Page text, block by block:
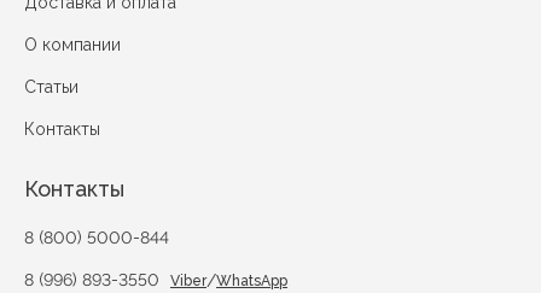
О компании
Статьи
Контакты
Контакты
8 (800) 5000-844
8 (996) 893-3550 Viber/WhatsApp